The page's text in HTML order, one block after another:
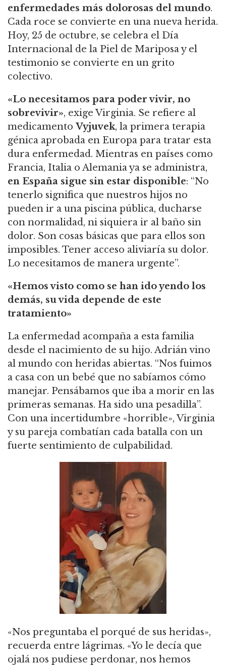
enfermedades más dolorosas del mundo.
Cada roce se convierte en una nueva herida.
Hoy, 25 de octubre, se celebra el Día
Internacional de la Piel de Mariposa y el
testimonio se convierte en un grito
colectivo.
«Lo necesitamos para poder vivir, no
sobrevivir», exige Virginia. Se refiere al
medicamentoVyjuvek, la primera terapia
génica aprobada en Europa para tratar esta
dura enfermedad. Mientras en países como
Francia, Italia o Alemania ya se administra,
en España sigue sin estar disponible: “No
tenerlo significa que nuestros hijos no
pueden ir a una piscina pública, ducharse
con normalidad, ni siquiera ir al baño sin
dolor. Son cosas básicas que para ellos son
imposibles. Tener acceso aliviaría su dolor.
Lo necesitamos de manera urgente”.
«Hemos visto como se han ido yendo los
demás, su vida depende de este
tratamiento»
La enfermedad acompaña a esta familia
desde el nacimiento de su hijo. Adrián vino
al mundo con heridas abiertas. “Nos fuimos
a casa con un bebé que no sabíamos cómo
manejar. Pensábamos que iba a morir en las
primeras semanas. Ha sido una pesadilla”.
Con una incertidumbre «horrible», Virginia
y su pareja combatían cada batalla con un
fuerte sentimiento de culpabilidad.
«Nos preguntaba el porqué de sus heridas»,
recuerda entre lágrimas. «Yo le decía que
ojalá nos pudiese perdonar, nos hemos